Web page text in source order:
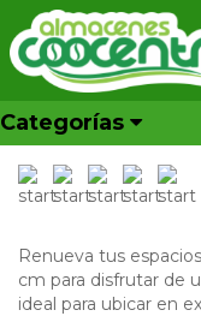
Categorías
Inicio Productos
MESA
CONTACTANOS
REF: 550802
Renueva tus
cm para disfrutar de
ideal para ubicar en